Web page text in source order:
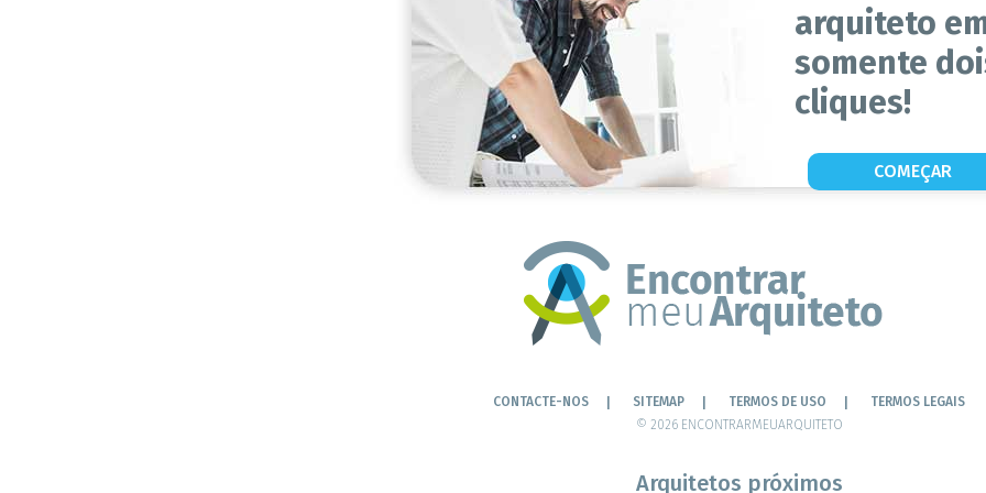
arquiteto
somente
cliques!
COMEÇAR
CONTACTE-NOS SITEMAP TERMOS DE USO
TERMOS LEGAIS
© 2026 ENCONTRARMEUARQUITETO
Arquitetos próximos